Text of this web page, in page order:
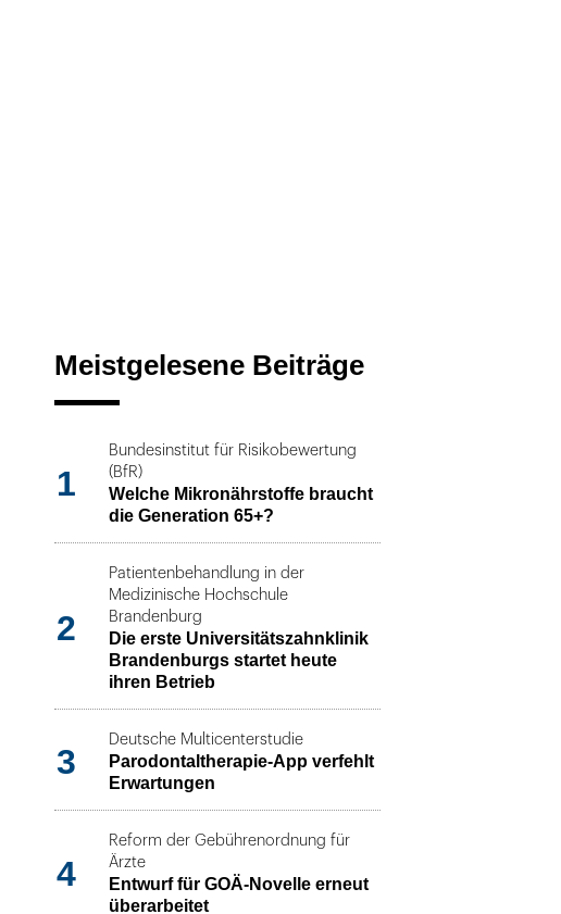
Meistgelesene Beiträge
1
Bundesinstitut für Risikobewertung
(BfR)
Welche Mikronährstoffe braucht
die Generation 65+?
2
Patientenbehandlung in der
Medizinische Hochschule
Brandenburg
Die erste Universitätszahnklinik
Brandenburgs startet heute
ihren Betrieb
3
Deutsche Multicenterstudie
Parodontaltherapie-App verfehlt
Erwartungen
4
Reform der Gebührenordnung für
Ärzte
Entwurf für GOÄ-Novelle erneut
überarbeitet